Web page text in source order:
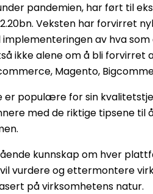
pandemien, har ført til
Veksten har forvirret
av hva
ikke alene om å bli forvirret
Magento,
er populære for sin
med de riktige tipsene til
kunnskap om hver
vurdere og ettermontere
på virksomhetens natur.